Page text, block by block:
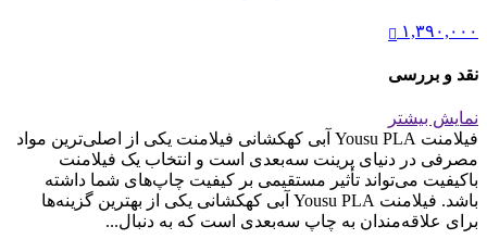
۱,۳۹۰,۰۰۰
نقد و بررسی
نمایش بیشتر
فیلامنت Yousu PLA آبی کهکشانی فیلامنت یکی از اصلی‌ترین مواد
مصرفی در دنیای پرینت سه‌بعدی است و انتخاب یک فیلامنت
باکیفیت می‌تواند تأثیر مستقیمی بر کیفیت چاپ‌های شما داشته
باشد. فیلامنت Yousu PLA آبی کهکشانی یکی از بهترین گزینه‌ها
برای علاقه‌مندان به چاپ سه‌بعدی است که به دنبال...